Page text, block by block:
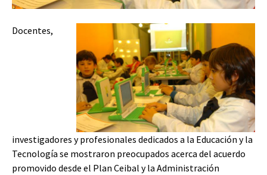
Docentes,
investigadores y profesionales dedicados a la Educación y la
Tecnología se mostraron preocupados acerca del acuerdo
promovido desde el Plan Ceibal y la Administración